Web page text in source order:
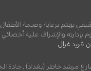
يهتم برعاية وصحة
بإدارته والإشراف عليه
فريد غزال.
مرشد خاطر (بغداد) , جادة